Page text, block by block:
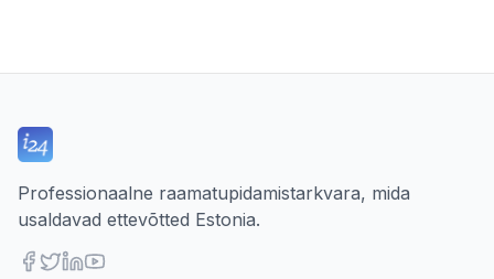
Professionaalne raamatupidamistarkvara, mida
usaldavad ettevõtted Estonia.